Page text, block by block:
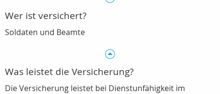
Wer ist versichert?
Soldaten und Beamte
Was leistet die Versicherung?
Die Versicherung leistet bei Dienstunfähigkeit im